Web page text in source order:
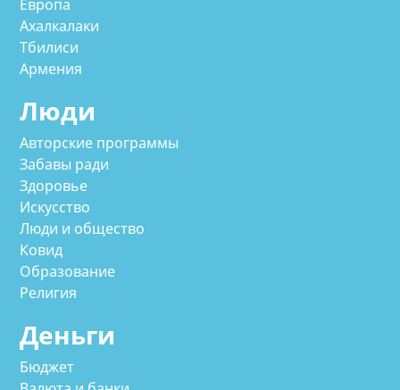
Европа
Ахалкалаки
Тбилиси
Армения
Люди
Авторские программы
Забавы ради
Здоровье
Искусство
Люди и общество
Ковид
Образование
Религия
Деньги
Бюджет